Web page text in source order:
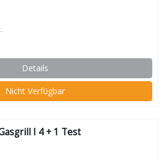
Details
Nicht Verfügbar
I 4 + 1 Test